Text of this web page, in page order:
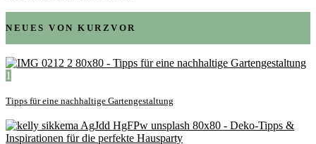
NEUES VON KURZVOR
1
Tipps für eine nachhaltige Gartengestaltung